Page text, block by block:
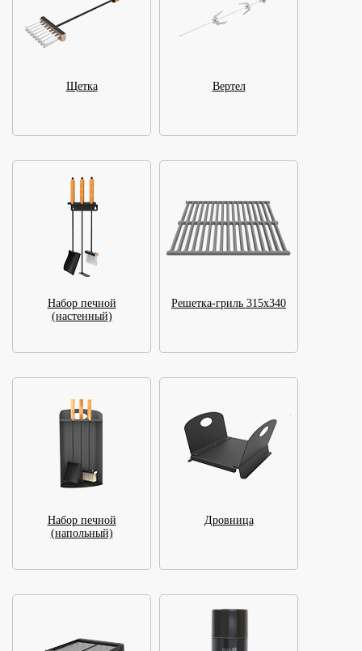
Щетка Вертел
Набор печной
(настенный)
Решетка-гриль 315x340
Набор печной
(напольный)
Дровница